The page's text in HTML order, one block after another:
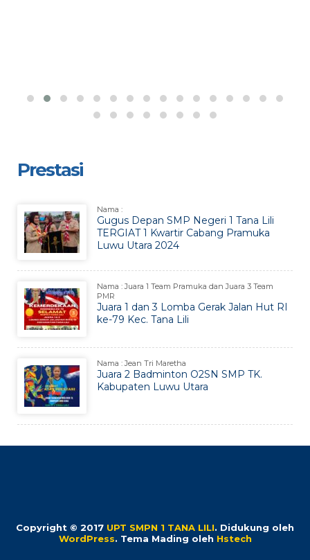
Prestasi
Nama :
Gugus Depan SMP Negeri 1 Tana Lili
TERGIAT 1 Kwartir Cabang Pramuka
Luwu Utara 2024
Nama : Juara 1 Team Pramuka dan Juara 3 Team
PMR
Juara 1 dan 3 Lomba Gerak Jalan Hut RI
ke-79 Kec. Tana Lili
Nama : Jean Tri Maretha
Juara 2 Badminton O2SN SMP TK.
Kabupaten Luwu Utara
Copyright © 2017 UPT SMPN 1 TANA LILI. Didukung oleh
WordPress. Tema Mading oleh Hstech